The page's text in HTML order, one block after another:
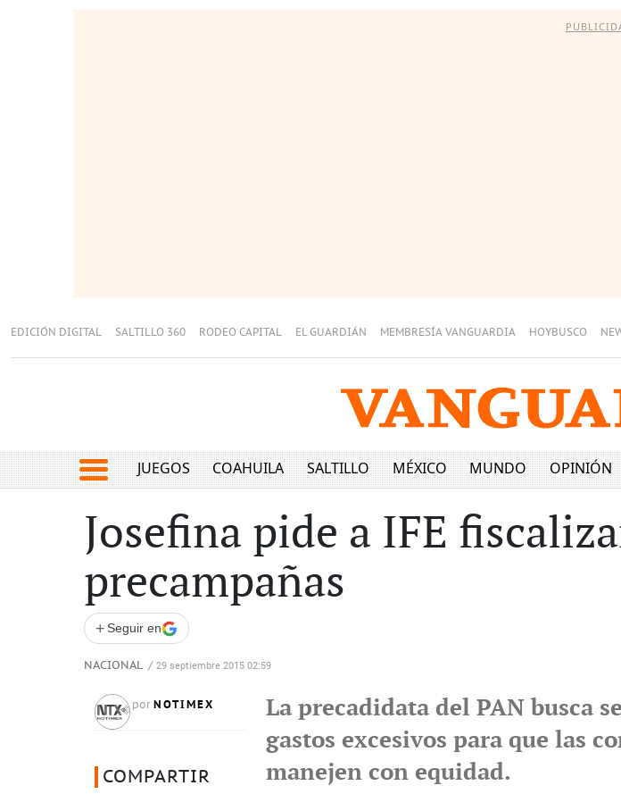
EDICIÓN DIGITAL SALTILLO 360 RODEO CAPITAL EL GUARDIÁN MEMBRESÍA VANGUARDIA HOYBUSCO
JUEGOS COAHUILA SALTILLO MÉXICO MUNDO OPINIÓN
Josefina pide a IFE
precampañas
+ Seguir en
NACIONAL / 29 septiembre 2015 02:59
por NOTIMEX
COMPARTIR
La precadidata del PAN busca
gastos excesivos para que las
manejen con equidad.